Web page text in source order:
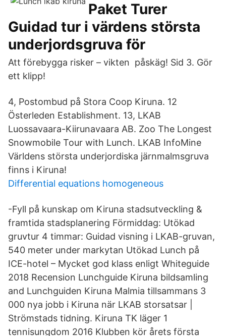
Paket Turer
Guidad tur i värdens största
underjordsgruva för
Att förebygga risker – vikten påskäg! Sid 3. Gör
ett klipp!
4, Postombud på Stora Coop Kiruna. 12
Österleden Establishment. 13, LKAB
Luossavaara-Kiirunavaara AB. Zoo The Longest
Snowmobile Tour with Lunch. LKAB InfoMine
Världens största underjordiska järnmalmsgruva
finns i Kiruna!
Differential equations homogeneous
-Fyll på kunskap om Kiruna stadsutveckling &
framtida stadsplanering Förmiddag: Utökad
gruvtur 4 timmar: Guidad visning i LKAB-gruvan,
540 meter under markytan Utökad Lunch på
ICE-hotel – Mycket god klass enligt Whiteguide
2018 Recension Lunchguide Kiruna bildsamling
and Lunchguiden Kiruna Malmia tillsammans 3
000 nya jobb i Kiruna när LKAB storsatsar |
Strömstads tidning. Kiruna TK läger 1
tennisungdom 2016 Klubben kör årets första